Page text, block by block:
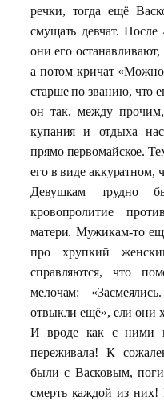
речки, тогда ещё
смущать девчат.
они его
а потом кричат
старше по званию, что
он так, между
купания и отдыха
прямо первомайское.
его в виде аккуратном,
Девушкам трудно
кровопролитие
матери. Мужикам-то
про хрупкий
справляются, что
мелочам:
отвыкли ещё», ели они
И вроде как с ними
переживала! К
были с Васковым,
смерть каждой из них!